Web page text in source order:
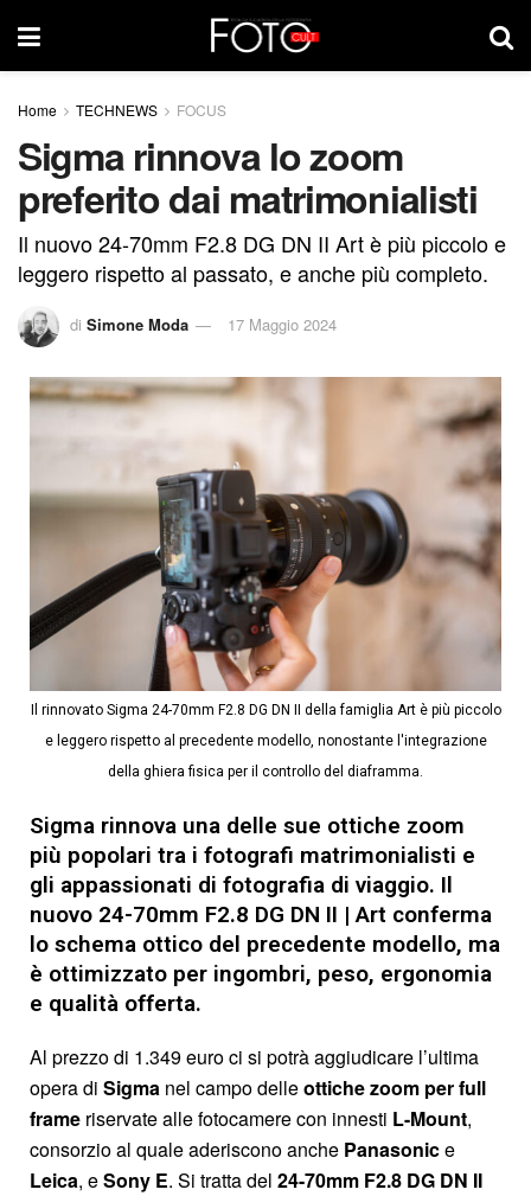
Home TECHNEWS FOCUS
Sigma rinnova lo zoom
preferito dai matrimonialisti
Il nuovo 24-70mm F2.8 DG DN II Art è più piccolo e
leggero rispetto al passato, e anche più completo.
di Simone Moda 17 Maggio 2024
Il rinnovato Sigma 24-70mm F2.8 DG DN II della famiglia Art è più piccolo
e leggero rispetto al precedente modello, nonostante l'integrazione
della ghiera fisica per il controllo del diaframma.
Sigma rinnova una delle sue ottiche zoom
più popolari tra i fotografi matrimonialisti e
gli appassionati di fotografia di viaggio. Il
nuovo 24-70mm F2.8 DG DN II | Art conferma
lo schema ottico del precedente modello, ma
è ottimizzato per ingombri, peso, ergonomia
e qualità offerta.
Al prezzo di 1.349 euro ci si potrà aggiudicare l’ultima
opera di Sigma nel campo delleottiche zoom per full
frame riservate alle fotocamere con innesti L-Mount,
consorzio al quale aderiscono anche Panasonice
Leica, eSony E. Si tratta del 24-70mm F2.8 DG DN II